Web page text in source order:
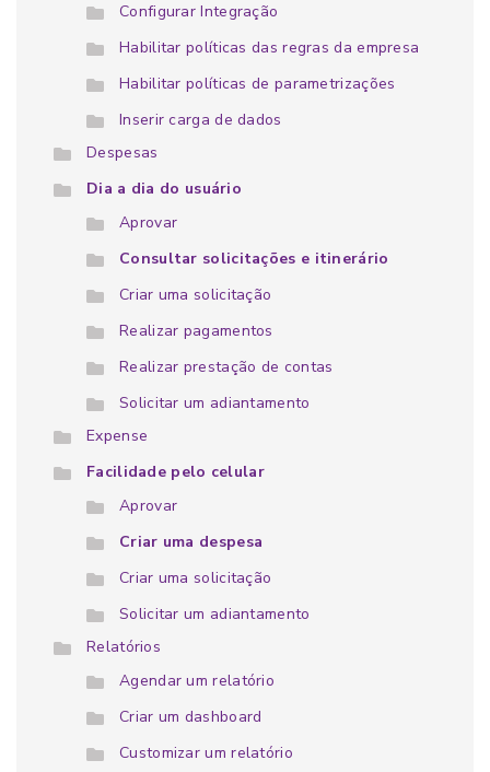
Configurar Integração
Habilitar políticas das regras da empresa
Habilitar políticas de parametrizações
Inserir carga de dados
Despesas
Dia a dia do usuário
Aprovar
Consultar solicitações e itinerário
Criar uma solicitação
Realizar pagamentos
Realizar prestação de contas
Solicitar um adiantamento
Expense
Facilidade pelo celular
Aprovar
Criar uma despesa
Criar uma solicitação
Solicitar um adiantamento
Relatórios
Agendar um relatório
Criar um dashboard
Customizar um relatório